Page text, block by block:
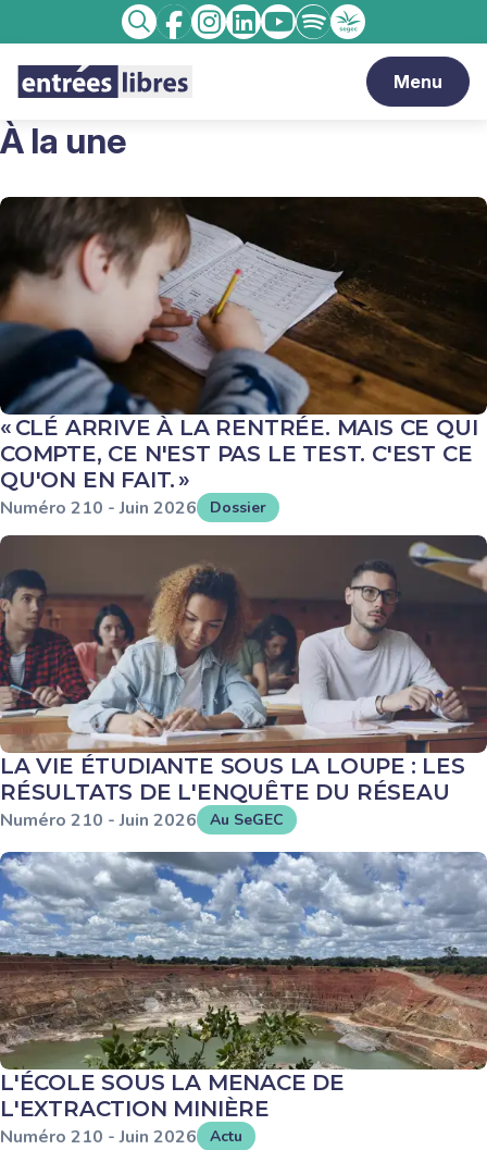
Menu
Recherche
Facebook
Instagram
linkedinYoutube
SpotifyEnseignement
catholique
Page
Entrées
Libres
À la une
« CLÉ ARRIVE À LA RENTRÉE. MAIS CE QUI
COMPTE, CE N'EST PAS LE TEST. C'EST CE
QU'ON EN FAIT. »
Numéro 210 - Juin 2026 Dossier
LA VIE ÉTUDIANTE SOUS LA LOUPE : LES
RÉSULTATS DE L'ENQUÊTE DU RÉSEAU
Numéro 210 - Juin 2026 Au SeGEC
L'ÉCOLE SOUS LA MENACE DE
L'EXTRACTION MINIÈRE
Numéro 210 - Juin 2026 Actu